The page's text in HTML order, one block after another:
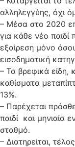
αλληλεγγύης, όχι
– Μέσα στο 2020
για κάθε νέο παιδί
εξαίρεση μόνο
εισοδηματική
– Τα βρεφικά είδη,
καθίσματα
13%.
– Παρέχεται
παιδί και μηνιαία
σταθμό.
– Διατηρείται,